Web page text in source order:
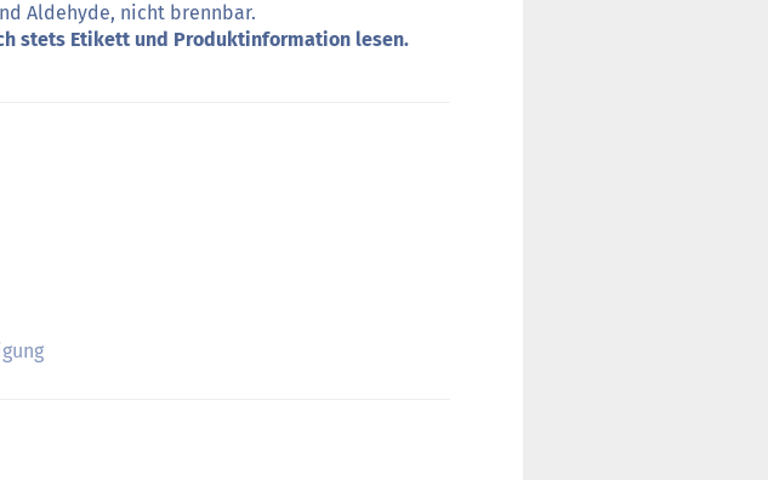
Aldehyde, nicht brennbar.
stets Etikett und Produktinformation lesen.